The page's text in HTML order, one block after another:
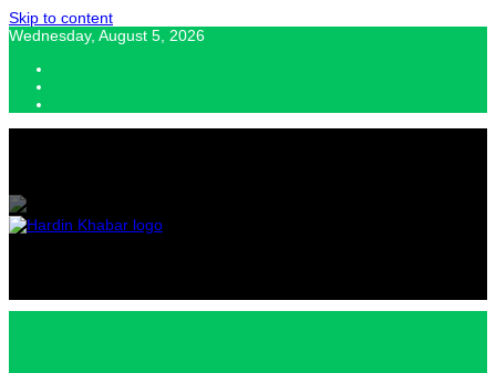
Skip to content
Wednesday, August 5, 2026